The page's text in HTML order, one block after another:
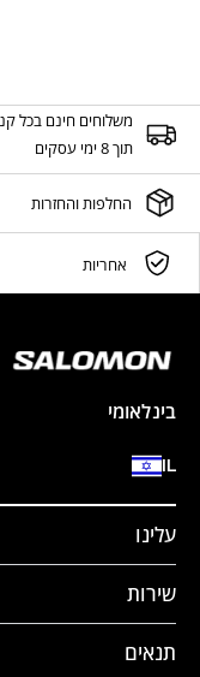
משלוחים חינם בכל קניה
תוך 8 ימי עסקים
החלפות והחזרות
אחריות
בינלאומי
IL
עלינו
שירות
תנאים